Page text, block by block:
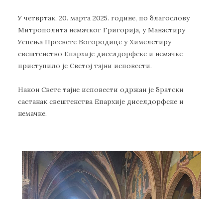
У четвртак, 20. марта 2025. године, по благослову
Митрополита немачког Григорија, у Манастиру
Успења Пресвете Богородице у Химелстиру
свештенство Епархије диселдорфске и немачке
приступило је Светој тајни исповести.
Након Свете тајне исповести одржан је братски
састанак свештенства Епархије диселдорфске и
немачке.